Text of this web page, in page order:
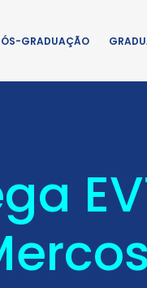
GRADUAÇÃO